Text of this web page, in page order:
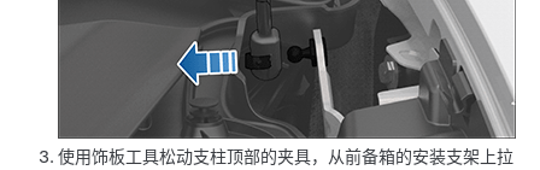
使用饰板工具松动支柱顶部的夹具，从前备箱的安装支架上拉